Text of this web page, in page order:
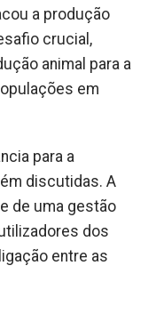
a produção
crucial,
animal para a
em
para a
discutidas. A
de uma gestão
dos
entre as